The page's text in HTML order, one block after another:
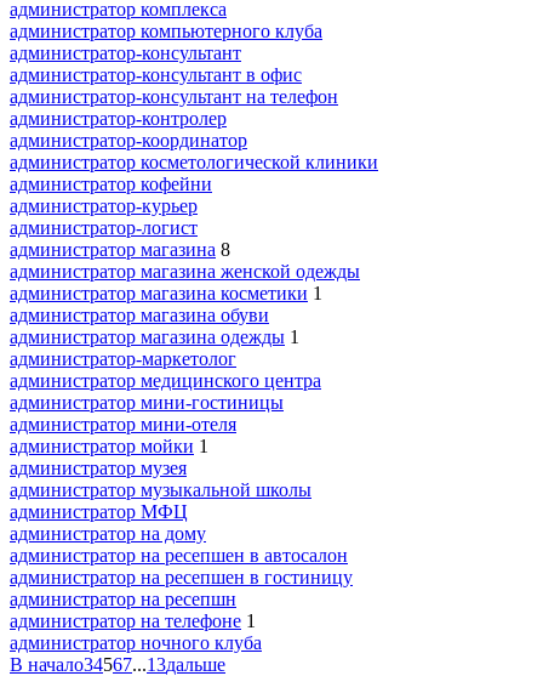
администратор комплекса
администратор компьютерного клуба
администратор-консультант
администратор-консультант в офис
администратор-консультант на телефон
администратор-контролер
администратор-координатор
администратор косметологической клиники
администратор кофейни
администратор-курьер
администратор-логист
администратор магазина 8
администратор магазина женской одежды
администратор магазина косметики 1
администратор магазина обуви
администратор магазина одежды 1
администратор-маркетолог
администратор медицинского центра
администратор мини-гостиницы
администратор мини-отеля
администратор мойки 1
администратор музея
администратор музыкальной школы
администратор МФЦ
администратор на дому
администратор на ресепшен в автосалон
администратор на ресепшен в гостиницу
администратор на ресепшн
администратор на телефоне 1
администратор ночного клуба
В начало34567...13дальше